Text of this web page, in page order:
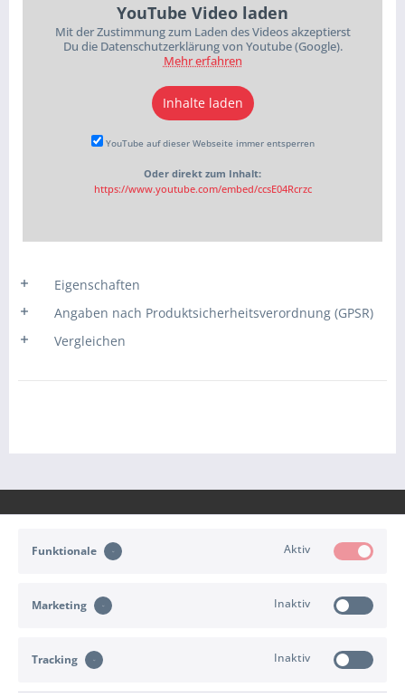
YouTube Video laden
Mit der Zustimmung zum Laden des Videos akzeptierst
Du die Datenschutzerklärung von Youtube (Google).
Mehr erfahren
Inhalte laden
YouTube auf dieser Webseite immer entsperren
Oder direkt zum Inhalt:
https://www.youtube.com/embed/ccsE04Rcrzc
Eigenschaften
Angaben nach Produktsicherheitsverordnung (GPSR)
Vergleichen
INFORMATIONEN
Funktionale Aktiv
Marketing Inaktiv
Tracking Inaktiv